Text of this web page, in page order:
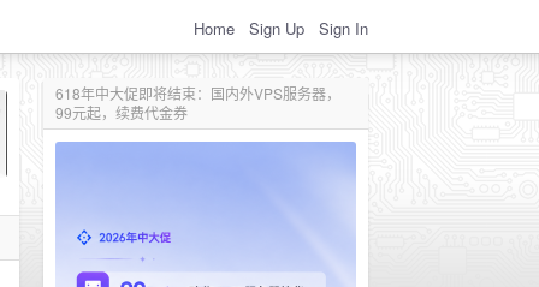
Home Sign Up Sign In
618年中大促即将结束：国内外VPS服务器，
99元起，续费代金券